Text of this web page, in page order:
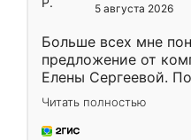
5 августа 2026
Больше всех мне
предложение от
Елены Сергеевой.
короткие сроки
для замера
предложил по моему
Читать полностью